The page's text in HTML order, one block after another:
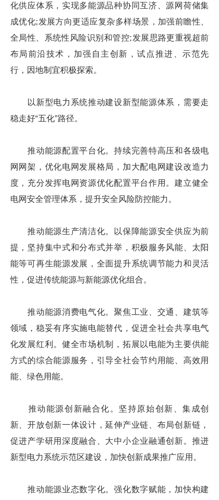
化供应体系，实现多能源品种协同互济、源网荷储集
成优化;发展方向更适应复杂多样场景，加强前瞻性、
全局性、系统性风险识别和管控;发展思路更重视超前
布局前沿技术，加强自主创新，试点推进、示范先
行，因地制宜积极探索。
以新型电力系统推动建设新型能源体系，需要走
稳走好“五化”路径。
推动能源配置平台化。持续完善特高压和各级电
网网架，优化电网发展格局，加大配电网建设改造力
度，充分发挥电网资源优化配置平台作用。建立健全
电网安全管理体系，提升安全风险防控能力。
推动能源生产清洁化。以保障能源安全供应为前
提，坚持集中式和分布式并举，积极服务风能、太阳
能等可再生能源发展，全面提升系统调节能力和灵活
性，促进传统能源与新能源优化组合。
推动能源消费电气化。聚焦工业、交通、建筑等
领域，稳妥有序实施电能替代，促进全社会共享电气
化发展红利。健全市场机制，拓展以电能为主要供能
方式的综合能源服务，引导全社会节约用能、高效用
能、绿色用能。
推动能源创新融合化。坚持原始创新、集成创
新、开放创新一体设计，延伸产业链、布局创新链，
促进产学研用深度融合、大中小企业融通创新。推进
新型电力系统示范区建设，加快创新成果推广应用。
推动能源业态数字化。强化数字赋能，加快构建